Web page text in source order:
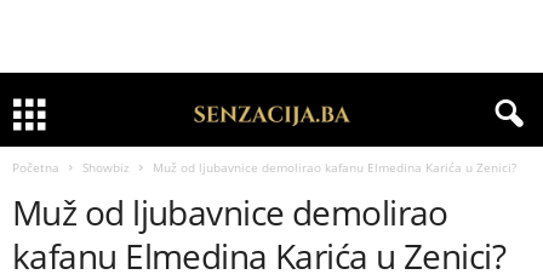
Početna Showbiz Muž od ljubavnice demolirao kafanu Elmedina Karića u Zenici?
Muž od ljubavnice demolirao
kafanu Elmedina Karića u Zenici?